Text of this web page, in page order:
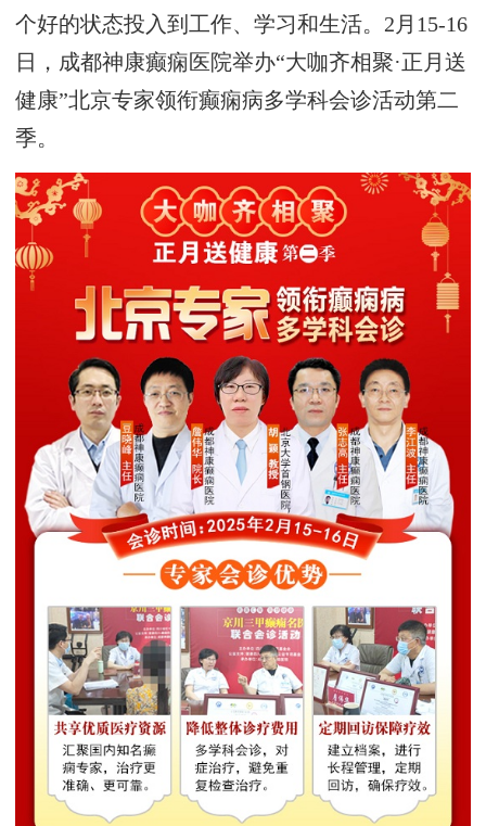
个好的状态投入到工作、学习和生活。2月15-16
日，成都神康癫痫医院举办“大咖齐相聚·正月送
健康”北京专家领衔癫痫病多学科会诊活动第二
季。